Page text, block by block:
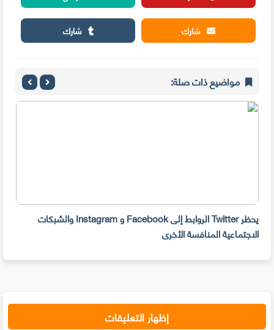
شارك
شارك
مواضيع ذات صلة:
يحظر Twitter الروابط إلى Facebook و Instagram والشبكات
الاجتماعية المنافسة الأخرى
إظهار التعليقات